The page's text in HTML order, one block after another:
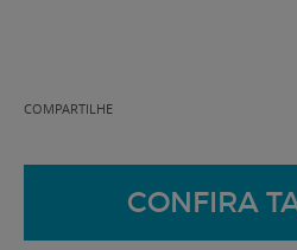
COMPARTILHE
CONFIRA